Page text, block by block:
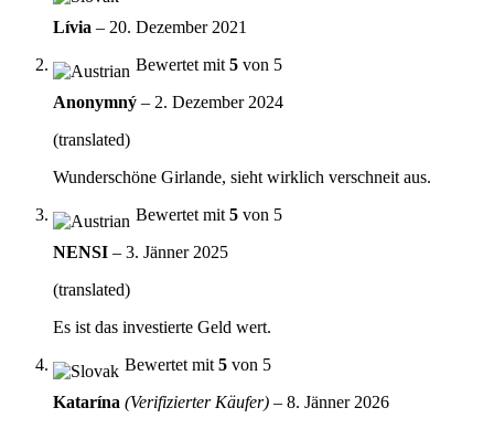
Lívia – 20. Dezember 2021
Bewertet mit 5 von 5
Anonymný – 2. Dezember 2024
(translated)
Wunderschöne Girlande, sieht wirklich verschneit aus.
Bewertet mit 5 von 5
NENSI – 3. Jänner 2025
(translated)
Es ist das investierte Geld wert.
Bewertet mit 5 von 5
Katarína (Verifizierter Käufer) – 8. Jänner 2026